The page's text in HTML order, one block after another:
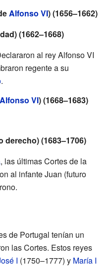
Alfonso VI) (1656–1662)
(1662–1668)
al rey Alfonso VI
regente a su
.
Alfonso VI) (1668–1683)
derecho) (1683–1706)
, las últimas Cortes de la
al infante Juan (futuro
de Portugal tenían un
las Cortes. Estos reyes
I (1750–1777) y María I